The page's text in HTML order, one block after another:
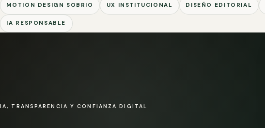
MOTION DESIGN SOBRIO UX INSTITUCIONAL DISEÑO EDITORIAL
IA RESPONSABLE
IA, TRANSPARENCIA Y CONFIANZA DIGITAL